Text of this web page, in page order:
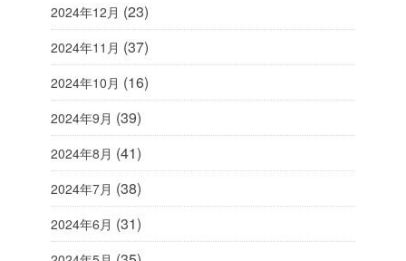
2024年12月 (23)
2024年11月 (37)
2024年10月 (16)
2024年9月 (39)
2024年8月 (41)
2024年7月 (38)
2024年6月 (31)